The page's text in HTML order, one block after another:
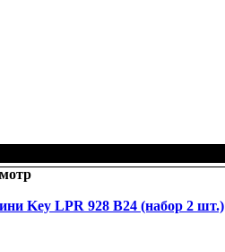
Key LPR 928 В24 (набор 2 шт.)